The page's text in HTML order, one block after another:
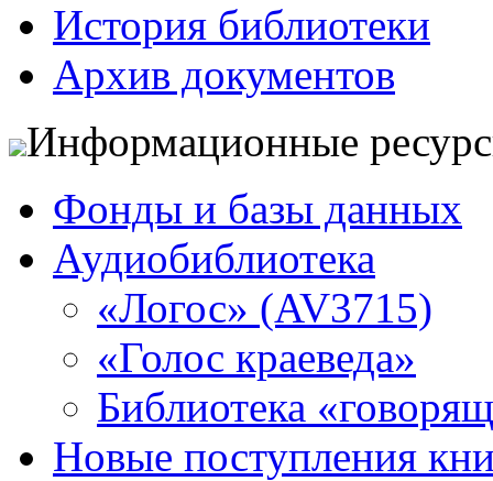
История библиотеки
Архив документов
Информационные
Фонды и базы данных
Аудиобиблиотека
«Логос» (AV3715)
«Голос краеведа»
Библиотека
Новые поступления